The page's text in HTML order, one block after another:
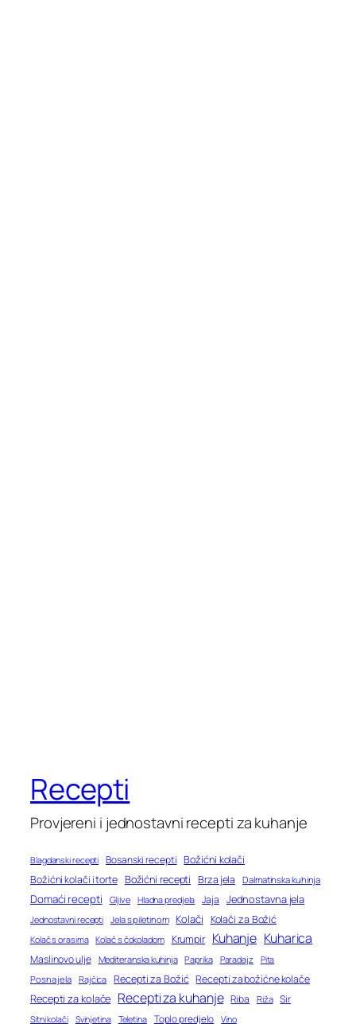
Recepti
Provjereni i jednostavni recepti za kuhanje
Blagdanski recepti Bosanski recepti Božićni kolači
Božićni kolači i torte Božićni recepti Brza jela Dalmatinska kuhinja
Domaći recepti Gljive Hladna predjela Jaja Jednostavna jela
Jednostavni recepti Jela s piletinom Kolači Kolači za Božić
Kolač s orasima Kolač s čokoladom Krumpir Kuhanje Kuharica
Maslinovo ulje Mediteranska kuhinja Paprika Paradajz Pita
Posna jela Rajčica Recepti za Božić Recepti za božićne kolače
Recepti za kolače Recepti za kuhanje Riba Riža Sir
Sitni kolači Svinjetina Teletina Toplo predjelo Vino